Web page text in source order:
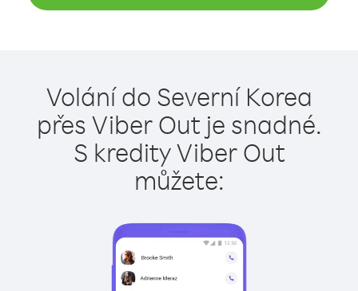
Volání do Severní Korea
přes Viber Out je snadné.
S kredity Viber Out
můžete: